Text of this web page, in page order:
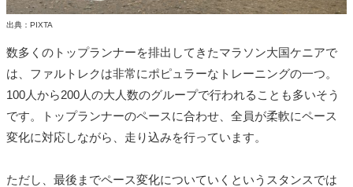
出典：PIXTA
数多くのトップランナーを排出してきたマラソン大国ケニアで
は、ファルトレクは非常にポピュラーなトレーニングの一つ。
100人から200人の大人数のグループで行われることも多いそう
です。トップランナーのペースに合わせ、全員が柔軟にペース
変化に対応しながら、走り込みを行っています。
ただし、最後までペース変化についていくというスタンスでは